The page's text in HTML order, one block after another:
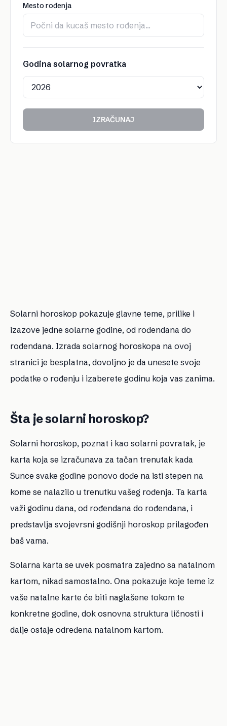
Mesto rođenja
Godina solarnog povratka
IZRAČUNAJ
Solarni horoskop pokazuje glavne teme, prilike i
izazove jedne solarne godine, od rođendana do
rođendana. Izrada solarnog horoskopa na ovoj
stranici je besplatna, dovoljno je da unesete svoje
podatke o rođenju i izaberete godinu koja vas zanima.
Šta je solarni horoskop?
Solarni horoskop, poznat i kao solarni povratak, je
karta koja se izračunava za tačan trenutak kada
Sunce svake godine ponovo dođe na isti stepen na
kome se nalazilo u trenutku vašeg rođenja. Ta karta
važi godinu dana, od rođendana do rođendana, i
predstavlja svojevrsni godišnji horoskop prilagođen
baš vama.
Solarna karta se uvek posmatra zajedno sa natalnom
kartom, nikad samostalno. Ona pokazuje koje teme iz
vaše natalne karte će biti naglašene tokom te
konkretne godine, dok osnovna struktura ličnosti i
dalje ostaje određena natalnom kartom.